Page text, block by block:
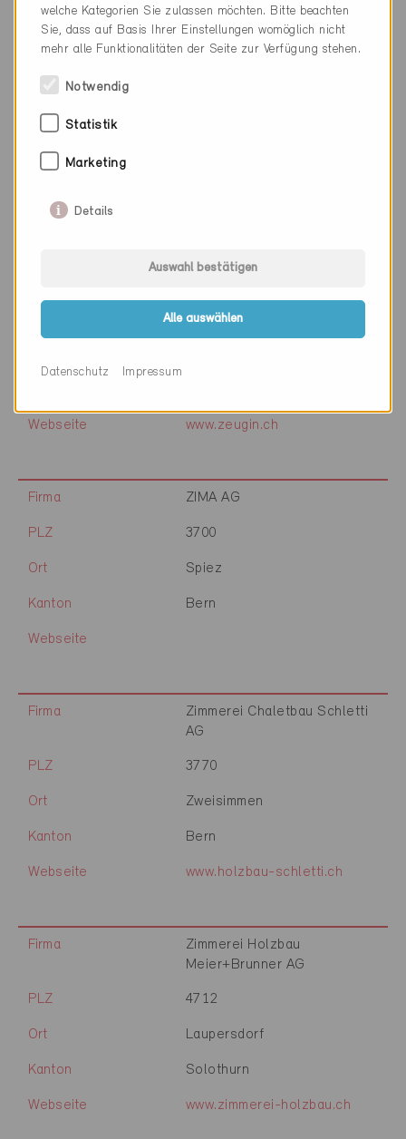
Firma Zellweger Architekten AG
PLZ
Ort
Kanton
Webseite
3110
Webseite www.zeugin.ch
Firma ZIMA AG
PLZ 3700
Ort Spiez
Kanton Bern
Webseite
Firma
Zimmerei Chaletbau Schletti
AG
PLZ 3770
Ort Zweisimmen
Kanton Bern
Webseite www.holzbau-schletti.ch
Firma
Zimmerei Holzbau
Meier+Brunner AG
PLZ 4712
Ort Laupersdorf
Kanton Solothurn
Webseite www.zimmerei-holzbau.ch
welche Kategorien Sie zulassen möchten. Bitte beachten
Sie, dass auf Basis Ihrer Einstellungen womöglich nicht
mehr alle Funktionalitäten der Seite zur Verfügung stehen.
Notwendig
Statistik
Marketing
Details
Auswahl bestätigen
Alle auswählen
Datenschutz Impressum